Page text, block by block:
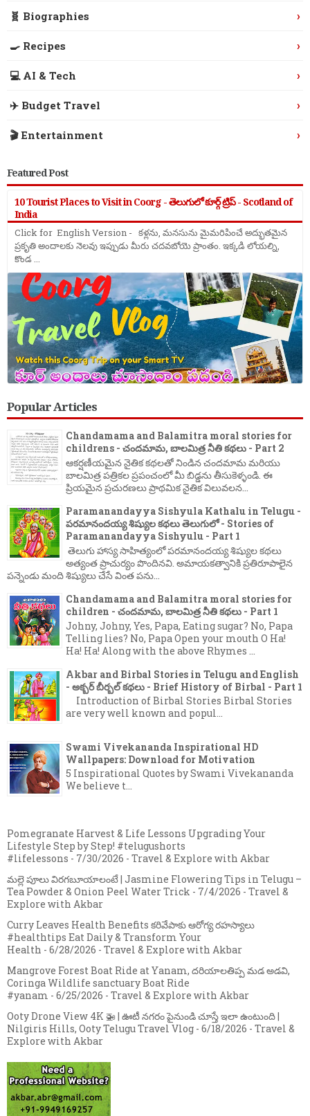
🧬 Biographies ›
🍳 Recipes ›
💻 AI & Tech ›
✈️ Budget Travel ›
🎬 Entertainment ›
Featured Post
10 Tourist Places to Visit in Coorg - తెలుగులో కూర్గ్ ట్రిప్ - Scotland of
India
Click for English Version - కళ్లను, మనసును మైమరిపించే అద్భుతమైన
ప్రకృతి అందాలకు నెలవు ఇప్పుడు మీరు చదవబోయె ప్రాంతం. ఇక్కడి లోయల్ని,
కొండ ...
Popular Articles
Chandamama and Balamitra moral stories for
childrens - చందమామ, బాలమిత్ర నీతి కథలు - Part 2
ఆకర్షణీయమైన నైతిక కథలతో నిండిన చందమామ మరియు
బాలమిత్ర పత్రికల ప్రపంచంలో మీ బిడ్డను తీసుకెళ్ళండి. ఈ
ప్రియమైన ప్రచురణలు ప్రాథమిక నైతిక విలువలన...
Paramanandayya Sishyula Kathalu in Telugu -
పరమానందయ్య శిష్యుల కథలు తెలుగులో - Stories of
Paramanandayya Sishyulu - Part 1
తెలుగు హాస్య సాహిత్యంలో పరమానందయ్య శిష్యుల కథలు
అత్యంత ప్రాచుర్యం పొందినవి. అమాయకత్వానికి ప్రతిరూపాలైన
పన్నెండు మంది శిష్యులు చేసే వింత పను...
Chandamama and Balamitra moral stories for
children - చందమామ, బాలమిత్ర నీతి కథలు - Part 1
Johny, Johny, Yes, Papa, Eating sugar? No, Papa
Telling lies? No, Papa Open your mouth O Ha!
Ha! Ha! Along with the above Rhymes ...
Akbar and Birbal Stories in Telugu and English
- అక్బర్ బీర్బల్ కథలు - Brief History of Birbal - Part 1
Introduction of Birbal Stories Birbal Stories
are very well known and popul...
Swami Vivekananda Inspirational HD
Wallpapers: Download for Motivation
5 Inspirational Quotes by Swami Vivekananda
We believe t...
Pomegranate Harvest & Life Lessons Upgrading Your
Lifestyle Step by Step! #telugushorts
#lifelessons - 7/30/2026 - Travel & Explore with Akbar
మల్లె పూలు విరగబూయాలంటే | Jasmine Flowering Tips in Telugu –
Tea Powder & Onion Peel Water Trick - 7/4/2026 - Travel &
Explore with Akbar
Curry Leaves Health Benefits కరివేపాకు ఆరోగ్య రహస్యాలు
#healthtips Eat Daily & Transform Your
Health - 6/28/2026 - Travel & Explore with Akbar
Mangrove Forest Boat Ride at Yanam, దరియాలతిప్ప మడ అడవి,
Coringa Wildlife sanctuary Boat Ride
#yanam - 6/25/2026 - Travel & Explore with Akbar
Ooty Drone View 4K 🚁 | ఊటీ నగరం పైనుండి చూస్తే ఇలా ఉంటుంది |
Nilgiris Hills, Ooty Telugu Travel Vlog - 6/18/2026 - Travel &
Explore with Akbar